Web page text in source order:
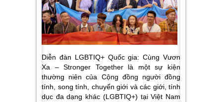
Diễn đàn LGBTIQ+ Quốc gia: Cùng Vươn
Xa – Stronger Together là một sự kiện
thường niên của Cộng đồng người đồng
tính, song tính, chuyển giới và các giới, tính
dục đa dạng khác (LGBTIQ+) tại Việt Nam